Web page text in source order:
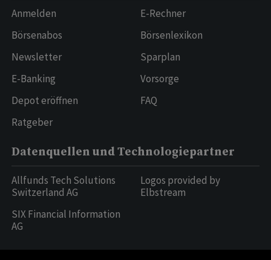
Anmelden
Börsenabos
Newsletter
E-Banking
Depot eröffnen
Ratgeber
E-Rechner
Börsenlexikon
Sparplan
Vorsorge
FAQ
Datenquellen und Technologiepartner
Allfunds Tech Solutions
Switzerland AG
SIX Financial Information
AG
Logos provided by
Elbstream